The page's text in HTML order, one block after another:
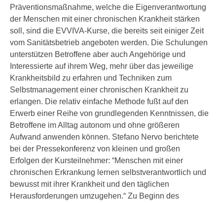
Präventionsmaßnahme, welche die Eigenverantwortung
der Menschen mit einer chronischen Krankheit stärken
soll, sind die EVVIVA-Kurse, die bereits seit einiger Zeit
vom Sanitätsbetrieb angeboten werden. Die Schulungen
unterstützen Betroffene aber auch Angehörige und
Interessierte auf ihrem Weg, mehr über das jeweilige
Krankheitsbild zu erfahren und Techniken zum
Selbstmanagement einer chronischen Krankheit zu
erlangen. Die relativ einfache Methode fußt auf den
Erwerb einer Reihe von grundlegenden Kenntnissen, die
Betroffene im Alltag autonom und ohne größeren
Aufwand anwenden können. Stefano Nervo berichtete
bei der Pressekonferenz von kleinen und großen
Erfolgen der Kursteilnehmer: “Menschen mit einer
chronischen Erkrankung lernen selbstverantwortlich und
bewusst mit ihrer Krankheit und den täglichen
Herausforderungen umzugehen.“ Zu Beginn des